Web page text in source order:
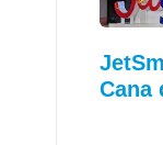
Cana